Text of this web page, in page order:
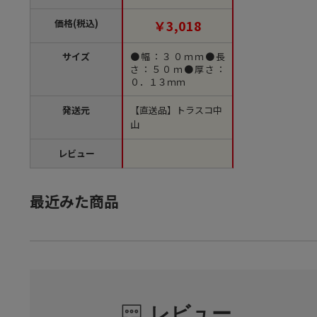
価格(税込)
サイズ
発送元
レビュー
ード付き（ご注文単位
1巻）【直送品】
￥3,018
●幅：３０ｍｍ●長
さ：５０ｍ●厚さ：
０．１３ｍｍ
【直送品】トラスコ中
山
最近みた商品